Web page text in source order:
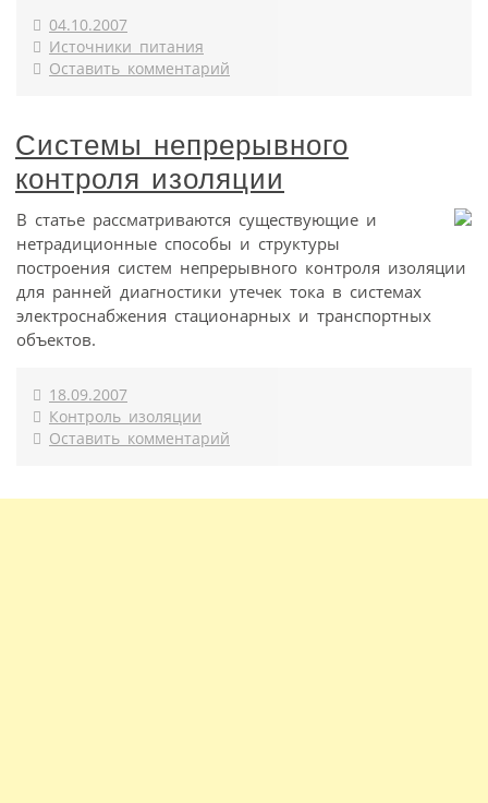
04.10.2007
Источники питания
Оставить комментарий
Системы непрерывного
контроля изоляции
В статье рассматриваются существующие и
нетрадиционные способы и структуры
построения систем непрерывного контроля изоляции
для ранней диагностики утечек тока в системах
электроснабжения стационарных и транспортных
объектов.
18.09.2007
Контроль изоляции
Оставить комментарий